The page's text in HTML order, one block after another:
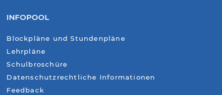
INFOPOOL
Blockpläne und Stundenpläne
Lehrpläne
Schulbroschüre
Datenschutzrechtliche Informationen
Feedback